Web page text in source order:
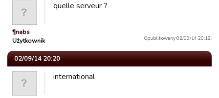
¶nabs
Użytkownik
quelle serveur ?
Opublikowany 02/09/14 20:18.
02/09/14 20:20
international